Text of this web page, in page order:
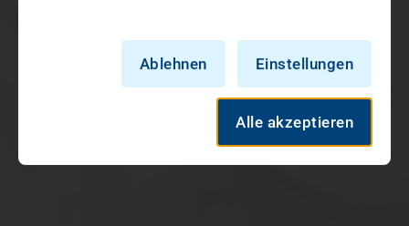
Ablehnen Einstellungen
Alle akzeptieren